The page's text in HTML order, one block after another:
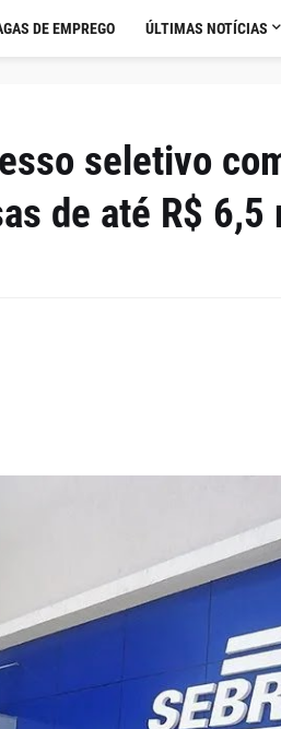
DE EMPREGO ÚLTIMAS NOTÍCIAS
seletivo
de até R$ 6,5